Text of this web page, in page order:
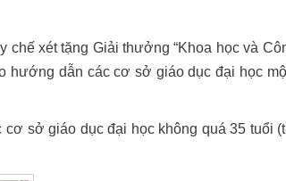
xét tặng Giải thưởng “Khoa học và
hướng dẫn các cơ sở giáo dục đại học
sở giáo dục đại học không quá 35 tuổi